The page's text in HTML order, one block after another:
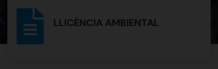
LLICÈNCIA AMBIENTAL